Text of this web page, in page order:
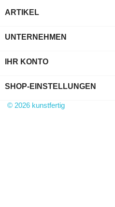
ARTIKEL
UNTERNEHMEN
IHR KONTO
SHOP-EINSTELLUNGEN
© 2026 kunstfertig